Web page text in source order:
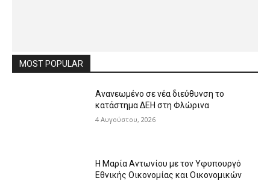
MOST POPULAR
Ανανεωμένο σε νέα διεύθυνση το
κατάστημα ΔΕΗ στη Φλώρινα
4 Αυγούστου, 2026
Η Μαρία Αντωνίου με τον Υφυπουργό
Εθνικής Οικονομίας και Οικονομικών